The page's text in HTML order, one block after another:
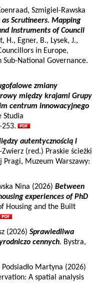
Szmigiel-Rawska
as Scrutineers. Mapping
Instruments of Council
H., Egner, B., Lysek, J.,
in Europe,
Sub-National Governance.
zmiany
między krajami Grupy
centrum innowacyjnego
Studia
253.
autentycznością i
Zwierz (red.) Praskie ścieżki
Pragi, Muzeum Warszawy:
Nina (2026) Between
experiences of PhD
Housing and the Built
(2026) Sprawiedliwa
cennych. Bystra,
Martyna (2026)
A spatial analysis